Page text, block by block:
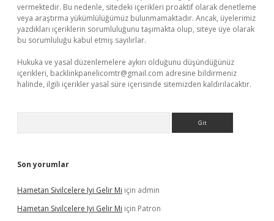
vermektedir. Bu nedenle, sitedeki içerikleri proaktif olarak denetleme
veya araştırma yükümlülüğümüz bulunmamaktadır. Ancak, üyelerimiz
yazdıkları içeriklerin sorumluluğunu taşımakta olup, siteye üye olarak
bu sorumluluğu kabul etmiş sayılırlar.
Hukuka ve yasal düzenlemelere aykırı olduğunu düşündüğünüz
içerikleri, backlinkpanelicomtr@gmail.com adresine bildirmeniz
halinde, ilgili içerikler yasal süre içerisinde sitemizden kaldırılacaktır.
Son yorumlar
Hametan Sivilcelere Iyi Gelir Mi için admin
Hametan Sivilcelere Iyi Gelir Mi için Patron